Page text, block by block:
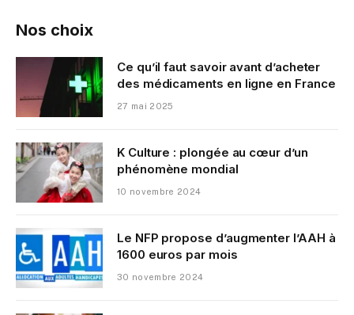
Nos choix
Ce qu’il faut savoir avant d’acheter
des médicaments en ligne en France
27 mai 2025
K Culture : plongée au cœur d’un
phénomène mondial
10 novembre 2024
Le NFP propose d’augmenter l’AAH à
1600 euros par mois
30 novembre 2024